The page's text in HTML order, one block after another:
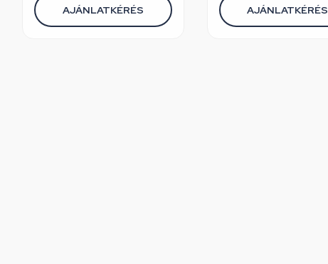
AJÁNLATKÉRÉS AJÁNLATKÉRÉS